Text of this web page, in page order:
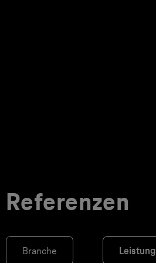
Referenzen
Branche Leistung